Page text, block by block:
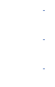
-
-
-